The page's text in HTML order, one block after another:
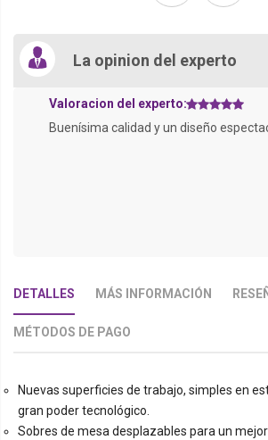
La opinion del experto
Valoracion del experto:
Buenísima calidad y un diseño
DETALLES MÁS INFORMACIÓN
MÉTODOS DE PAGO
Nuevas superficies de trabajo, simples en
gran poder tecnológico.
Sobres de mesa desplazables para un